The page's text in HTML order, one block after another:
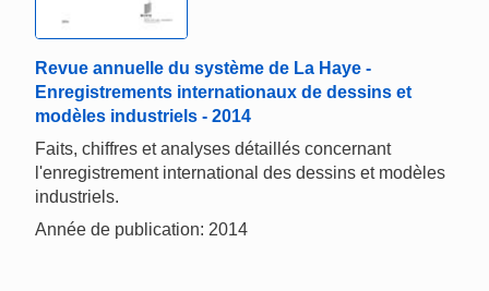
Revue annuelle du système de La Haye -
Enregistrements internationaux de dessins et
modèles industriels - 2014
Faits, chiffres et analyses détaillés concernant
l'enregistrement international des dessins et modèles
industriels.
Année de publication: 2014